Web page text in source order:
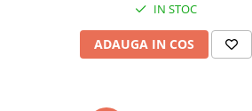
x 220cm, 1 fata perna 50 x 70-
F1P48
IN STOC
ADAUGA IN COS